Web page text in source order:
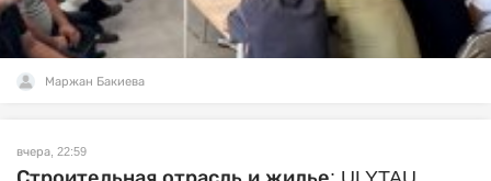
Маржан Бакиева
вчера, 22:59